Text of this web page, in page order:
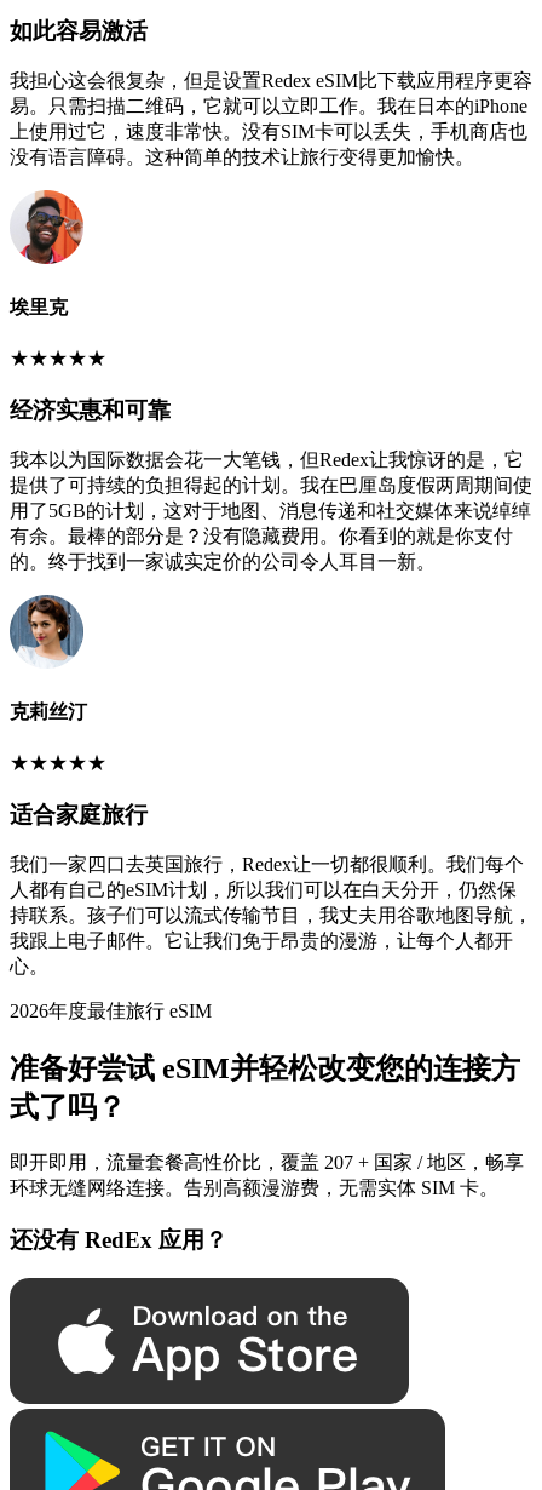
如此容易激活
我担心这会很复杂，但是设置Redex eSIM比下载应用程序更容
易。只需扫描二维码，它就可以立即工作。我在日本的iPhone
上使用过它，速度非常快。没有SIM卡可以丢失，手机商店也
没有语言障碍。这种简单的技术让旅行变得更加愉快。
埃里克
★★★★★
经济实惠和可靠
我本以为国际数据会花一大笔钱，但Redex让我惊讶的是，它
提供了可持续的负担得起的计划。我在巴厘岛度假两周期间使
用了5GB的计划，这对于地图、消息传递和社交媒体来说绰绰
有余。最棒的部分是？没有隐藏费用。你看到的就是你支付
的。终于找到一家诚实定价的公司令人耳目一新。
克莉丝汀
★★★★★
适合家庭旅行
我们一家四口去英国旅行，Redex让一切都很顺利。我们每个
人都有自己的eSIM计划，所以我们可以在白天分开，仍然保
持联系。孩子们可以流式传输节目，我丈夫用谷歌地图导航，
我跟上电子邮件。它让我们免于昂贵的漫游，让每个人都开
心。
2026年度最佳旅行 eSIM
准备好尝试 eSIM并轻松改变您的连接方
式了吗？
即开即用，流量套餐高性价比，覆盖 207 + 国家 / 地区，畅享
环球无缝网络连接。告别高额漫游费，无需实体 SIM 卡。
还没有 RedEx 应用？